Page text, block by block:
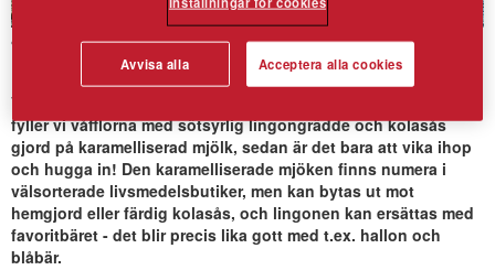
Våffelwraps
Vem har sagt att våfflor måste ätas med kniv och gaffel? Här
fyller vi våfflorna med sötsyrlig lingongrädde och kolasås
gjord på karamelliserad mjölk, sedan är det bara att vika ihop
och hugga in! Den karamelliserade mjöken finns numera i
välsorterade livsmedelsbutiker, men kan bytas ut mot
hemgjord eller färdig kolasås, och lingonen kan ersättas med
favoritbäret - det blir precis lika gott med t.ex. hallon och
blåbär.
Avvisa alla Acceptera alla cookies